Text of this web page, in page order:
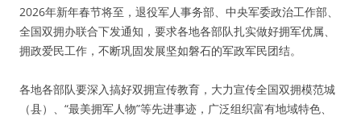
2026年新年春节将至，退役军人事务部、中央军委政治工作部、
全国双拥办联合下发通知，要求各地各部队扎实做好拥军优属、
拥政爱民工作，不断巩固发展坚如磐石的军政军民团结。
各地各部队要深入搞好双拥宣传教育，大力宣传全国双拥模范城
（县）、“最美拥军人物”等先进事迹，广泛组织富有地域特色、